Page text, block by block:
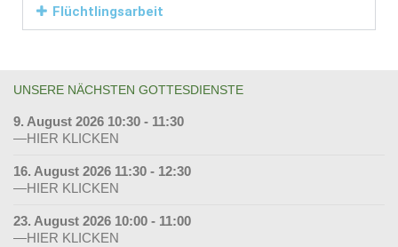
Flüchtlingsarbeit
UNSERE NÄCHSTEN GOTTESDIENSTE
9. August 2026 10:30 - 11:30
—HIER KLICKEN
16. August 2026 11:30 - 12:30
—HIER KLICKEN
23. August 2026 10:00 - 11:00
—HIER KLICKEN